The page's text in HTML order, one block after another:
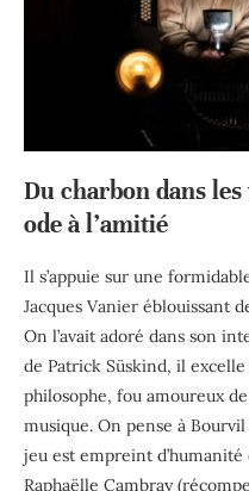
Du charbon dans
ode à l’amitié
Il s’appuie sur une
Jacques Vanier éblouissant
On l’avait adoré dans son
de Patrick Süskind, il
philosophe, fou amoureux
musique. On pense à
jeu est empreint d’humanité
Raphaëlle Cambray